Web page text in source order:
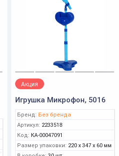
Акция
Игрушка Микрофон, 5016
Бренд: Без бренда
Артикул: 2233518
Код: КА-00047091
Размер упаковки: 220 x 347 x 60 мм